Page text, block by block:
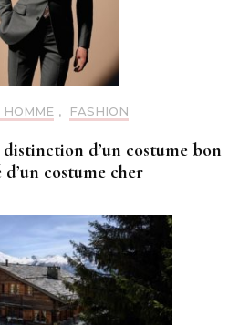
HOMME , FASHION
d’un costume bon
costume cher